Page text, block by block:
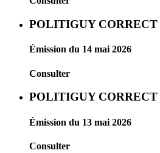
POLITIGUY CORRECT
Émission du 14 mai 2026
Consulter
POLITIGUY CORRECT
Émission du 13 mai 2026
Consulter